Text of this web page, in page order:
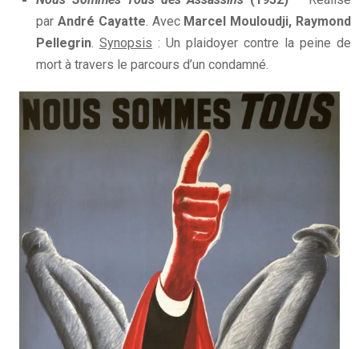
par André Cayatte. Avec Marcel Mouloudji, Raymond
Pellegrin. Synopsis : Un plaidoyer contre la peine de
mort à travers le parcours d’un condamné.